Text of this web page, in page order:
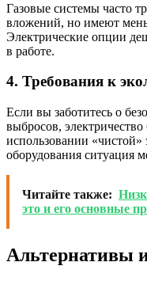
Газовые системы часто
вложений, но имеют
Электрические опции
в работе.
4. Требования к
Если вы заботитесь о
выбросов,
использовании «чистой»
оборудования ситуация
Читайте также:
это и его основные
Альтернативы